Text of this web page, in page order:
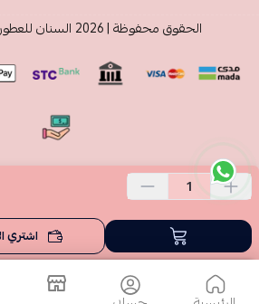
اشتري
الحقوق محفوظة | 2026 السنان